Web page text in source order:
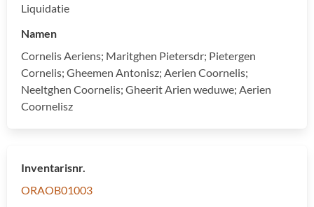
Liquidatie
Namen
Cornelis Aeriens; Maritghen Pietersdr; Pietergen
Cornelis; Gheemen Antonisz; Aerien Coornelis;
Neeltghen Coornelis; Gheerit Arien weduwe; Aerien
Coornelisz
Inventarisnr.
ORAOB01003